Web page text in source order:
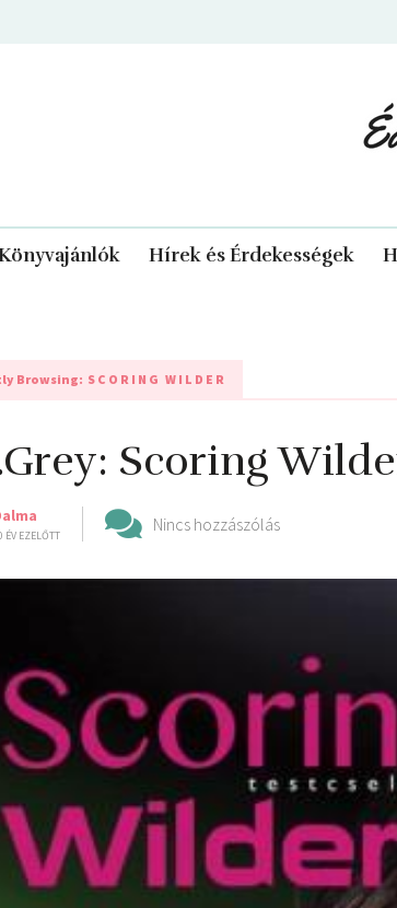
Hírek és Érdekességek
Browsing: SCORING WILDER
Scoring
ÉV EZELŐTT
Nincs hozzászólás